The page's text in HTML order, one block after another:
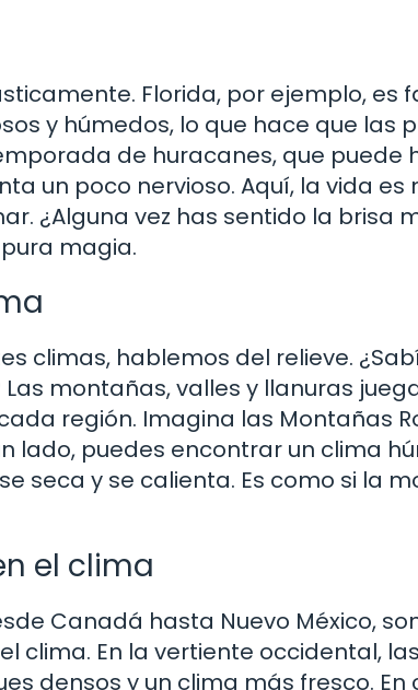
Florida, por ejemplo, es
y húmedos, lo que hace que las
de huracanes, que puede
un poco nervioso. Aquí, la vida es
¿Alguna vez has sentido la brisa
magia.
climas, hablemos del relieve.
montañas, valles y llanuras
región. Imagina las Montañas
lado, puedes encontrar un clima
seca y se calienta. Es como si la
el clima
Canadá hasta Nuevo México,
clima. En la vertiente occidental,
densos y un clima más fresco. En